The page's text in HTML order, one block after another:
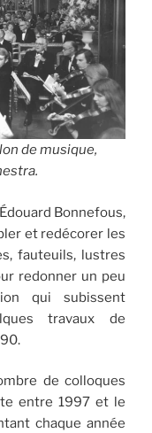
de musique,
Bonnefous,
et redécorer les
fauteuils, lustres
redonner un peu
qui subissent
travaux de
de colloques
entre 1997 et le
chaque année